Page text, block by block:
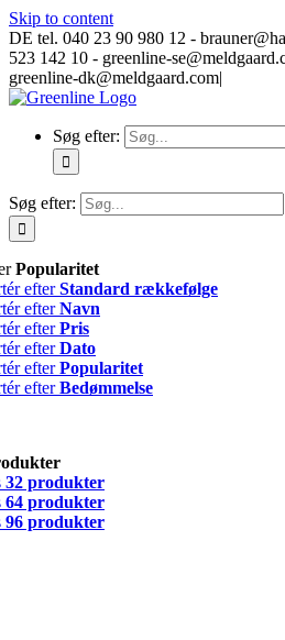
Skip to content
DE tel. 040 23 90 980 12 -
523 142 10 - greenline-
greenline-dk@meldgaard.com|
Søg efter:
Søg efter:
Popularitet
efterStandard rækkefølge
efterNavn
efterPris
efterDato
efterPopularitet
efterBedømmelse
32 produkter
64 produkter
96 produkter